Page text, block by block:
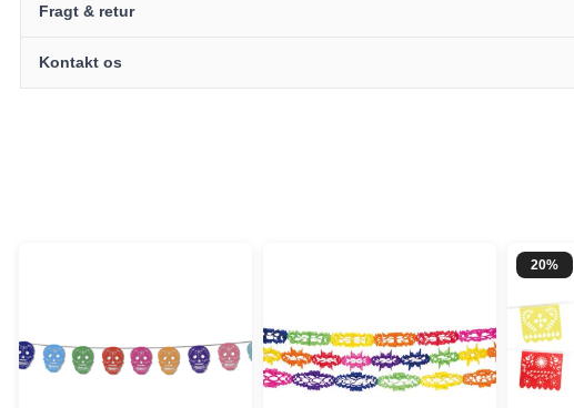
Fragt & retur
Kontakt os
20%